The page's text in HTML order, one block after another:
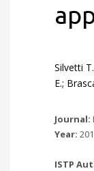
Silvetti
E.;
Journal:
Year:
ISTP